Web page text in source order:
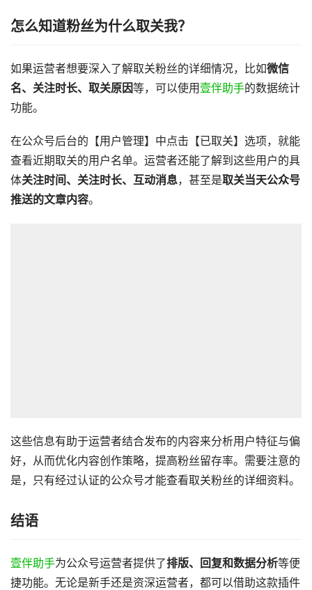
怎么知道粉丝为什么取关我？
如果运营者想要深入了解取关粉丝的详细情况，比如微信
名、关注时长、取关原因等，可以使用 壹伴助手的数据统计
功能。
在公众号后台的【用户管理】中点击【已取关】选项，就能
查看近期取关的用户名单。运营者还能了解到这些用户的具
体关注时间、关注时长、互动消息，甚至是取关当天公众号
推送的文章内容。
这些信息有助于运营者结合发布的内容来分析用户特征与偏
好，从而优化内容创作策略，提高粉丝留存率。需要注意的
是，只有经过认证的公众号才能查看取关粉丝的详细资料。
结语
壹伴助手为公众号运营者提供了排版、回复和数据分析等便
捷功能。无论是新手还是资深运营者，都可以借助这款插件